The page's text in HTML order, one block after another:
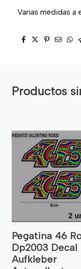
Varias medidas a
Productos
Pegatina 46
Dp2003 Decal
Aufkleber